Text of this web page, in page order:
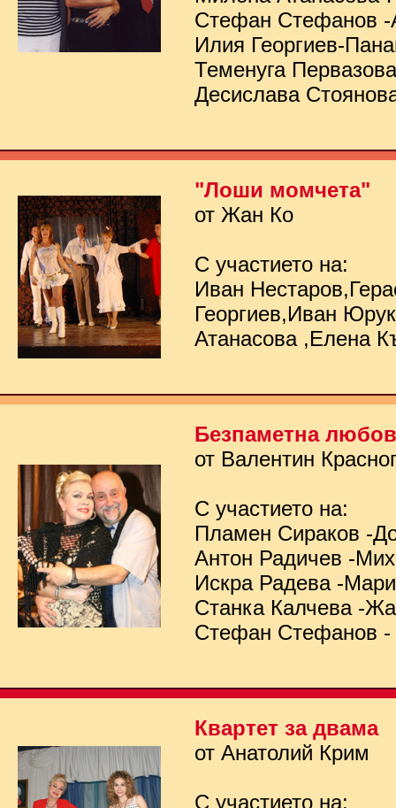
Стефан Стефанов -
Илия Георгиев-
Теменуга
Десислава
"Лоши момчета"
от Жан Ко
С участието на:
Иван
Георгиев,Иван
Атанасова ,Елена
Безпаметна любов
от Валентин
С участието на:
Пламен Сираков -
Антон Радичев -
Искра Радева -
Станка Калчева -
Стефан Стефанов
Квартет за двама
от Анатолий Крим
С участието на: